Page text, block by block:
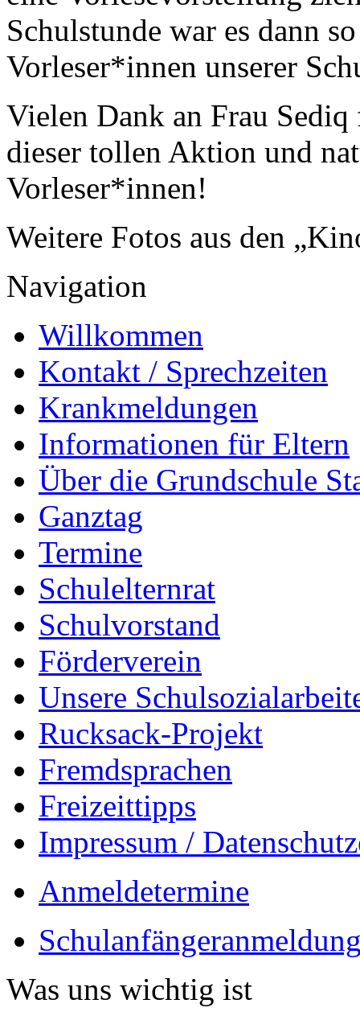
Schulstunde war es dann
Vorleser*innen unserer
Vielen Dank an Frau
dieser tollen Aktion und
Vorleser*innen!
Weitere Fotos aus den
Navigation
Willkommen
Kontakt / Sprechzeiten
Krankmeldungen
Informationen für Eltern
Über die Grundschule
Ganztag
Termine
Schulelternrat
Schulvorstand
Förderverein
Unsere
Rucksack-Projekt
Fremdsprachen
Freizeittipps
Impressum /
Anmeldetermine
Was uns wichtig ist